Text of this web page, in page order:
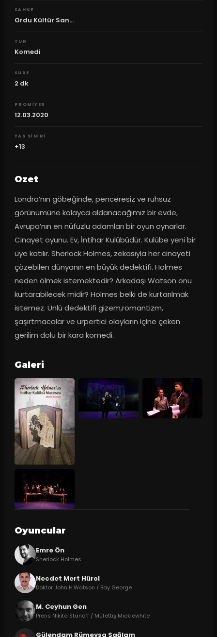
SAHNE
Ordu Kültür San...
TUR
Komedi
SURE
2 dk
PROMIYER
12.03.2020
YAS SINIRI
+13
Ozet
Londra’nın göbeğinde, penceresiz ve ruhsuz
görünümüne kolayca aldanacağımız bir evde,
Avrupa’nın en nüfuzlu adamları bir oyun oynarlar.
Cinayet oyunu. Ev, İntihar Kulübüdür. Kulübe yeni bir
üye katılır. Sherlock Holmes, zekasıyla her cinayeti
çözebilen dünyanın en büyük dedektifi. Holmes
neden ölmek istemektedir? Arkadaşı Watson onu
kurtarabilecek midir? Holmes belki de kurtarılmak
istemez. Ünlü dedektifi gizem,romantizm,
şaşırtmacalar ve ürpertici olayların içine çeken
gerilim dolu bir kara komedi.
Galeri
Oyuncular
Emre Ön
Sherlock Holmes
Necdet Mert Hürol
Doktor John H.Watson / Bay George
M. Ceyhun Gen
Prens Nikita Starloff / Müfettiş Micklewhite
Gülendam Rümeysa Sağlam